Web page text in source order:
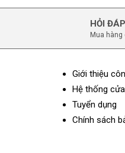
HỎI ĐÁP
Mua hàng
Giới thiệu
Hệ thống
Tuyển dụng
Chính sách